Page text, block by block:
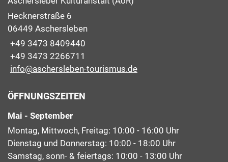
Hecknerstraße 6
06449 Aschersleben
+49 3473 8409440
+49 3473 2266711
info@aschersleben-tourismus.de
ÖFFNUNGSZEITEN
Mai - September
Montag, Mittwoch, Freitag: 10:00 - 16:00 Uhr
Dienstag und Donnerstag: 10:00 - 18:00 Uhr
Samstag, sonn- & feiertags: 10:00 - 13:00 Uhr